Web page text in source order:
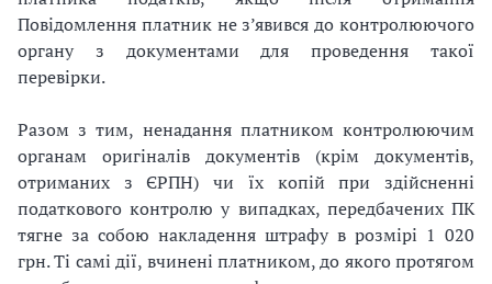
Повідомлення платник не з’явився до контролюючого
органу з документами для проведення такої
перевірки.
Разом з тим, ненадання платником контролюючим
органам оригіналів документів (крім документів,
отриманих з ЄРПН) чи їх копій при здійсненні
податкового контролю у випадках, передбачених ПК
тягне за собою накладення штрафу в розмірі 1 020
грн. Ті самі дії, вчинені платником, до якого протягом